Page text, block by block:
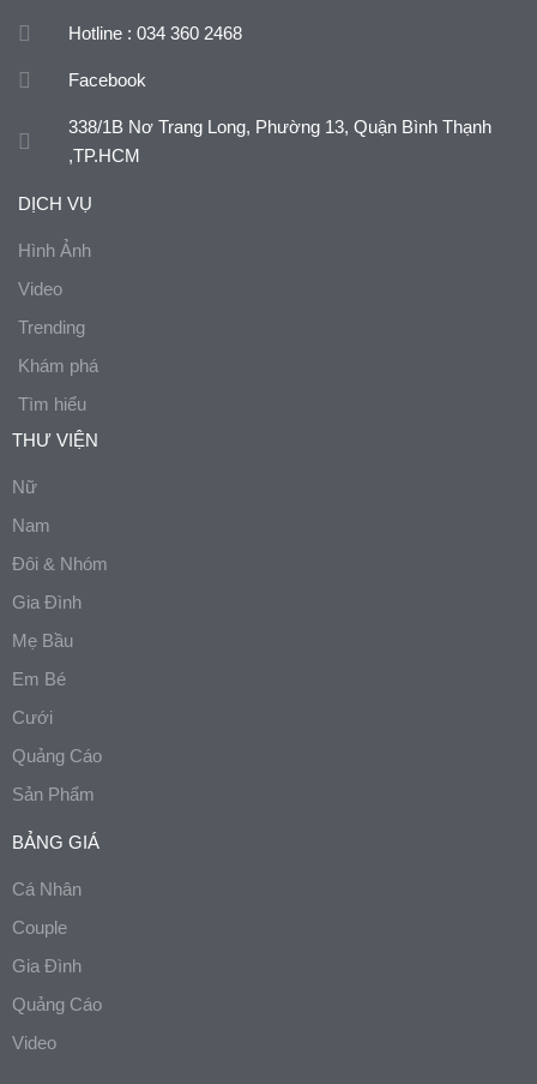
Hotline : 034 360 2468
Facebook
338/1B Nơ Trang Long, Phường 13, Quận Bình Thạnh
,TP.HCM
DỊCH VỤ
Hình Ảnh
Video
Trending
Khám phá
Tìm hiểu
THƯ VIỆN
Nữ
Nam
Đôi & Nhóm
Gia Đình
Mẹ Bầu
Em Bé
Cưới
Quảng Cáo
Sản Phẩm
BẢNG GIÁ
Cá Nhân
Couple
Gia Đình
Quảng Cáo
Video